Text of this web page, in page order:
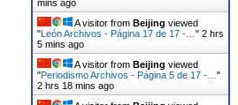
mins ago
A visitor from Beijing viewed
"León Archivos - Página 17 de 17 -… " 2 hrs
5 mins ago
A visitor from Beijing viewed
"Periodismo Archivos - Página 5 de 17 -… "
2 hrs 18 mins ago